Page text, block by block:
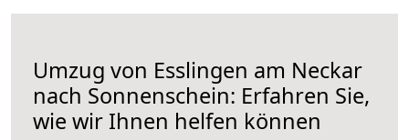
Umzug von Esslingen am Neckar
nach Sonnenschein: Erfahren Sie,
wie wir Ihnen helfen können